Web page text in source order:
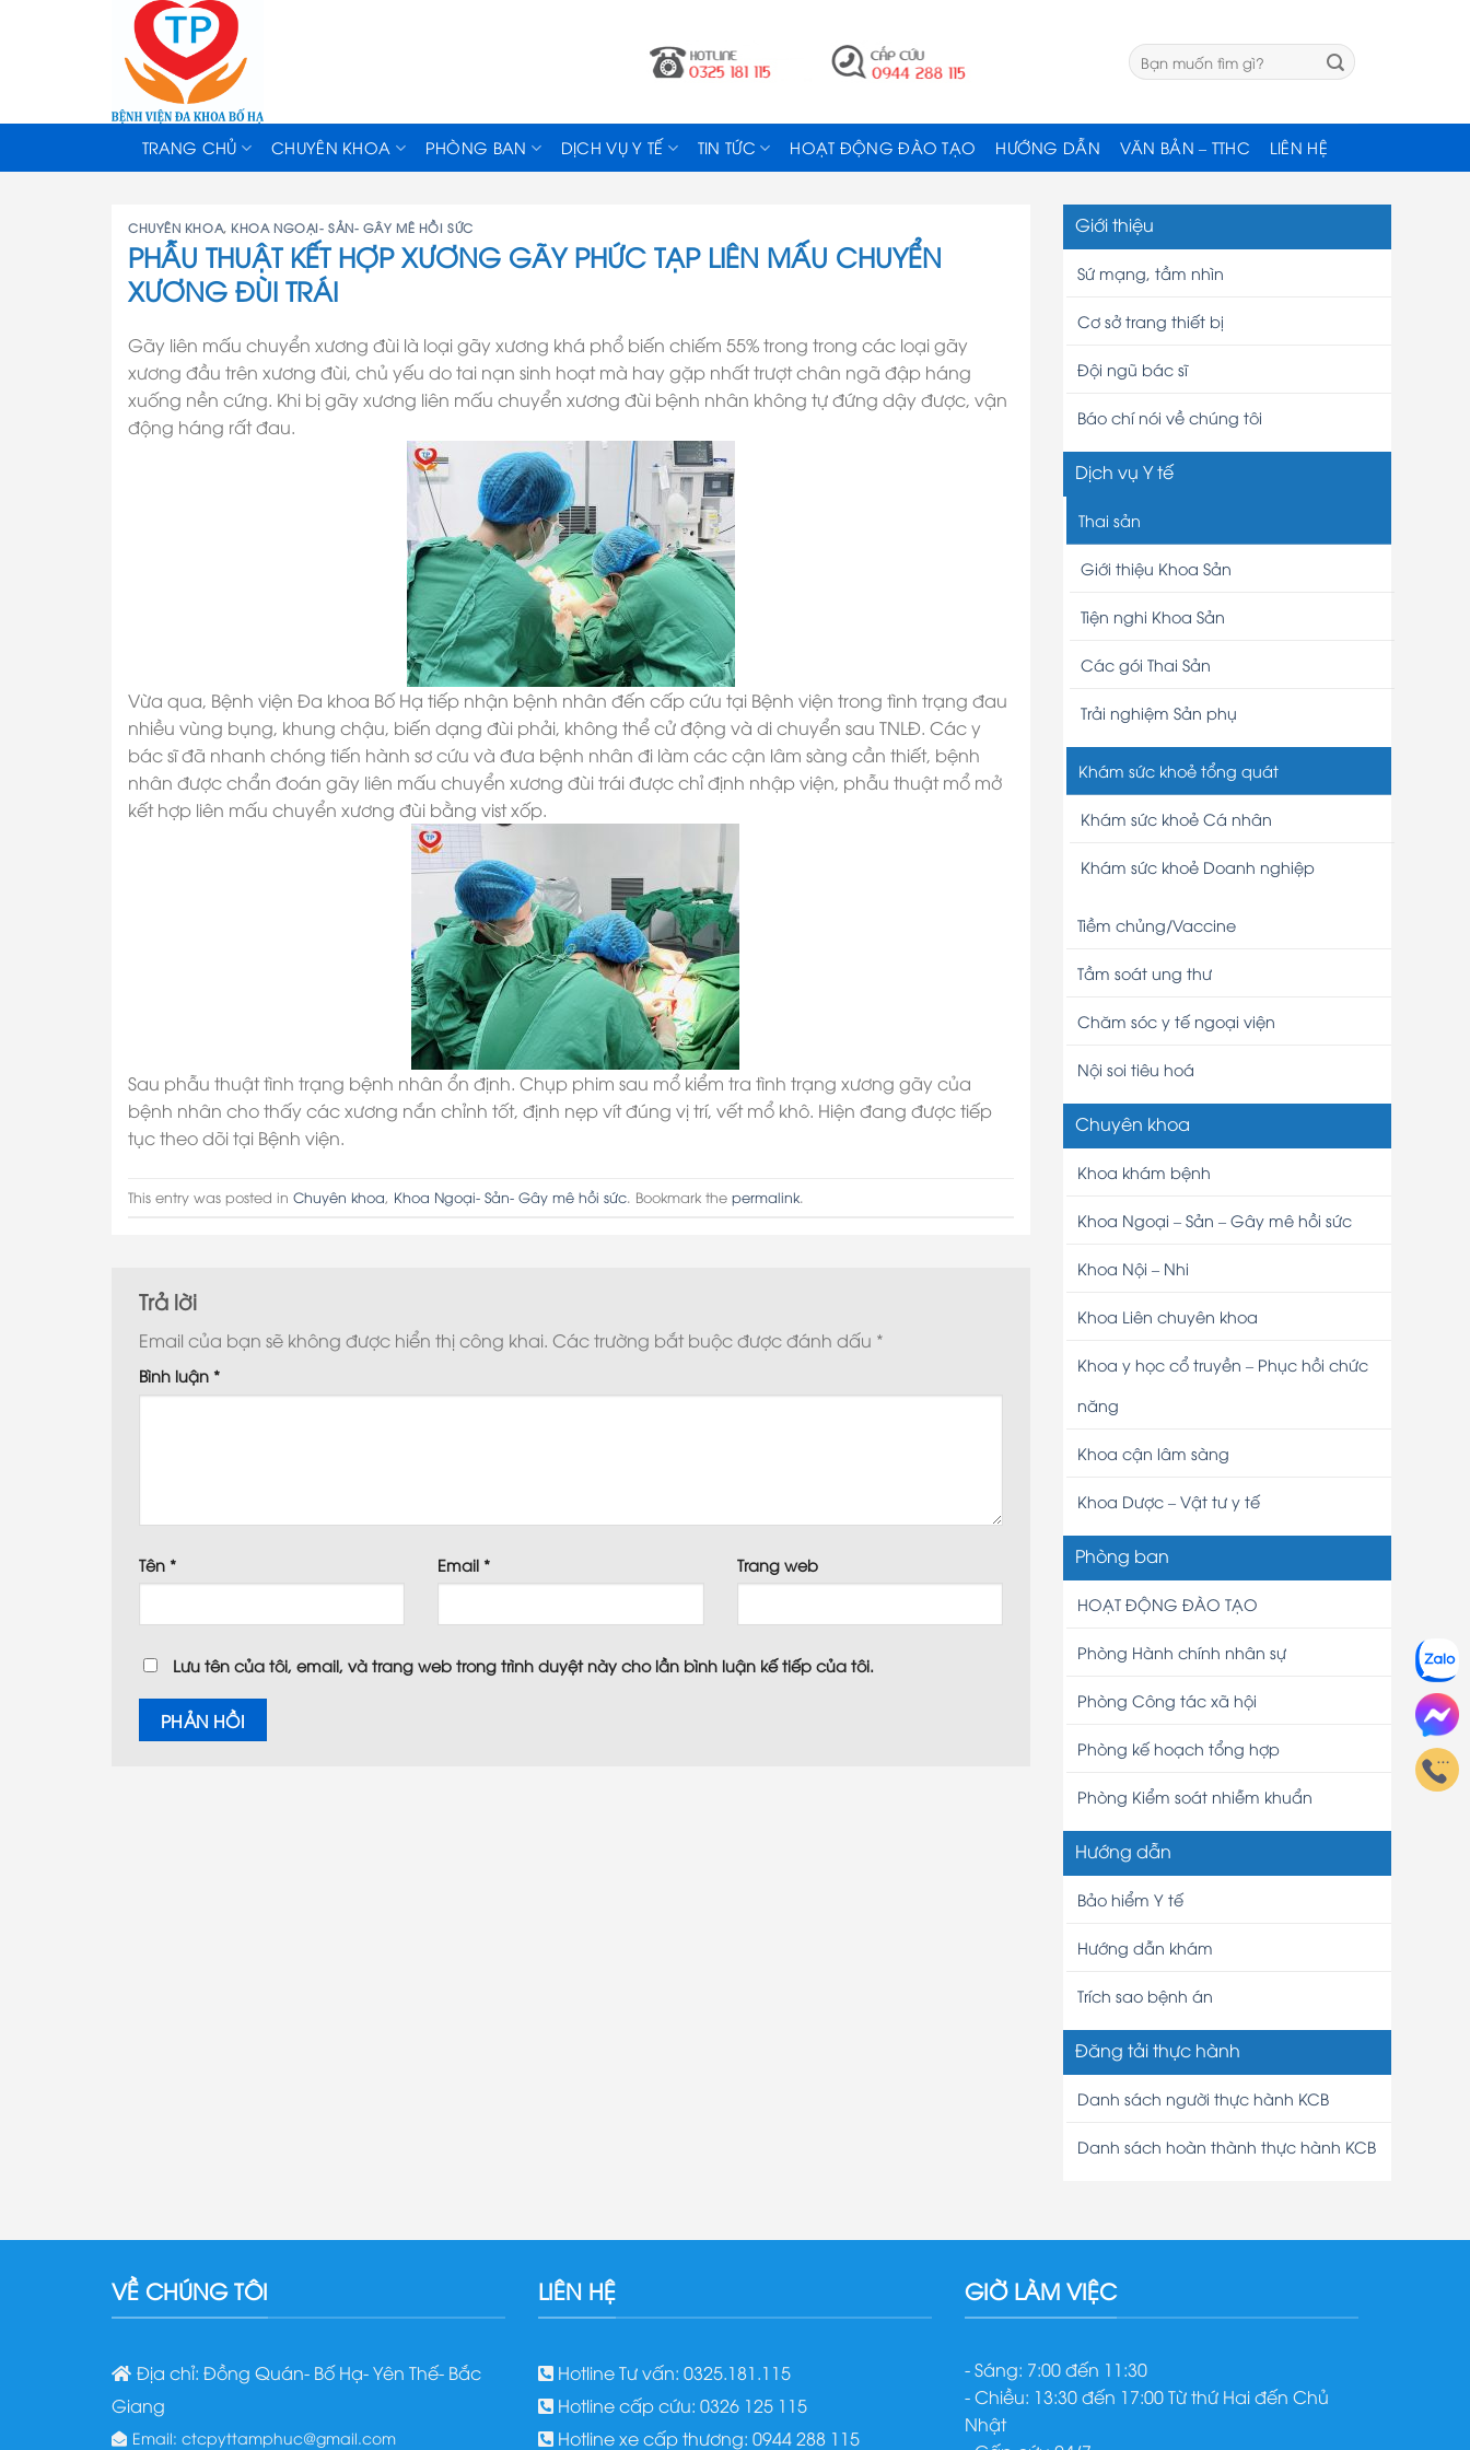
TRANG CHỦ CHUYÊN KHOA PHÒNG BAN DỊCH VỤ Y TẾ TIN TỨC HOẠT ĐỘNG ĐÀO TẠO HƯỚNG DẪN VĂN BẢN – TTHC LIÊN HỆ
CHUYÊN KHOA, KHOA NGOẠI- SẢN- GÂY MÊ HỒI SỨC
PHẪU THUẬT KẾT HỢP XƯƠNG GÃY PHỨC TẠP LIÊN MẤU CHUYỂN
XƯƠNG ĐÙI TRÁI
Gãy liên mấu chuyển xương đùi là loại gãy xương khá phổ biến chiếm 55% trong trong các loại gãy
xương đầu trên xương đùi, chủ yếu do tai nạn sinh hoạt mà hay gặp nhất trượt chân ngã đập háng
xuống nền cứng. Khi bị gãy xương liên mấu chuyển xương đùi bệnh nhân không tự đứng dậy được, vận
động háng rất đau.
Vừa qua, Bệnh viện Đa khoa Bố Hạ tiếp nhận bệnh nhân đến cấp cứu tại Bệnh viện trong tình trạng đau
nhiều vùng bụng, khung chậu, biến dạng đùi phải, không thể cử động và di chuyển sau TNLĐ. Các y
bác sĩ đã nhanh chóng tiến hành sơ cứu và đưa bệnh nhân đi làm các cận lâm sàng cần thiết, bệnh
nhân được chẩn đoán gãy liên mấu chuyển xương đùi trái được chỉ định nhập viện, phẫu thuật mổ mở
kết hợp liên mấu chuyển xương đùi bằng vist xốp.
Sau phẫu thuật tình trạng bệnh nhân ổn định. Chụp phim sau mổ kiểm tra tình trạng xương gãy của
bệnh nhân cho thấy các xương nắn chỉnh tốt, định nẹp vít đúng vị trí, vết mổ khô. Hiện đang được tiếp
tục theo dõi tại Bệnh viện.
This entry was posted in Chuyên khoa, Khoa Ngoại- Sản- Gây mê hồi sức. Bookmark the permalink.
Trả lời
Email của bạn sẽ không được hiển thị công khai. Các trường bắt buộc được đánh dấu *
Bình luận *
Tên * Email * Trang web
Lưu tên của tôi, email, và trang web trong trình duyệt này cho lần bình luận kế tiếp của tôi.
Giới thiệu
Sứ mạng, tầm nhìn
Cơ sở trang thiết bị
Đội ngũ bác sĩ
Báo chí nói về chúng tôi
Dịch vụ Y tế
Thai sản
Giới thiệu Khoa Sản
Tiện nghi Khoa Sản
Các gói Thai Sản
Trải nghiệm Sản phụ
Khám sức khoẻ tổng quát
Khám sức khoẻ Cá nhân
Khám sức khoẻ Doanh nghiệp
Tiềm chủng/Vaccine
Tầm soát ung thư
Chăm sóc y tế ngoại viện
Nội soi tiêu hoá
Chuyên khoa
Khoa khám bệnh
Khoa Ngoại – Sản – Gây mê hồi sức
Khoa Nội – Nhi
Khoa Liên chuyên khoa
Khoa y học cổ truyền – Phục hồi chức
năng
Khoa cận lâm sàng
Khoa Dược – Vật tư y tế
Phòng ban
HOẠT ĐỘNG ĐÀO TẠO
Phòng Hành chính nhân sự
Phòng Công tác xã hội
Phòng kế hoạch tổng hợp
Phòng Kiểm soát nhiễm khuẩn
Hướng dẫn
Bảo hiểm Y tế
Hướng dẫn khám
Trích sao bệnh án
Đăng tải thực hành
Danh sách người thực hành KCB
Danh sách hoàn thành thực hành KCB
VỀ CHÚNG TÔI
Địa chỉ: Đồng Quán- Bố Hạ- Yên Thế- Bắc
Giang
Email: ctcpyttamphuc@gmail.com
LIÊN HỆ
Hotline Tư vấn: 0325.181.115
Hotline cấp cứu: 0326 125 115
Hotline xe cấp thương: 0944 288 115
GIỜ LÀM VIỆC
- Sáng: 7:00 đến 11:30
- Chiều: 13:30 đến 17:00 Từ thứ Hai đến Chủ
Nhật